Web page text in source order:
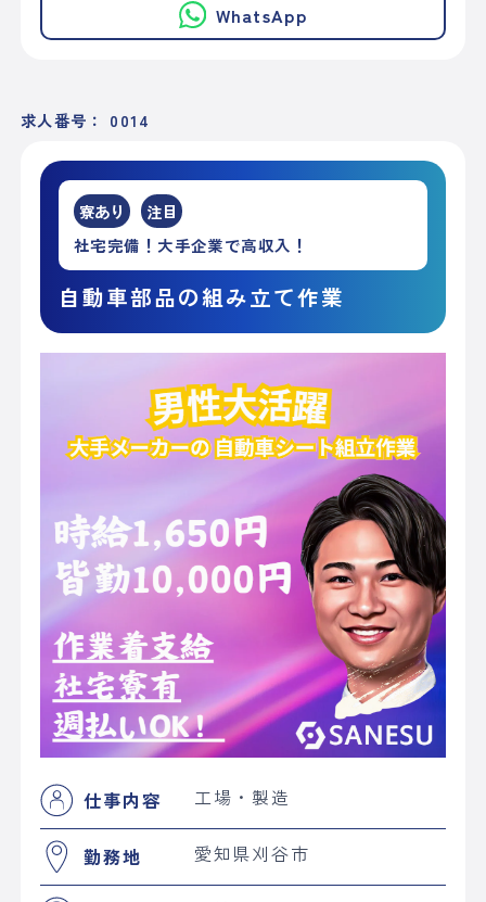
WhatsApp
求人番号： 0014
寮あり
注目
社宅完備！大手企業で高収入！
自動車部品の組み立て作業
仕事内容 工場・製造
勤務地 愛知県刈谷市